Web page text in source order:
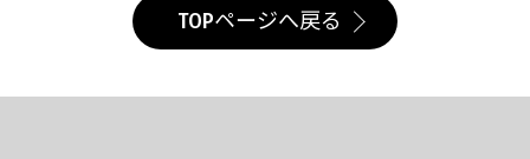
TOPページへ戻る